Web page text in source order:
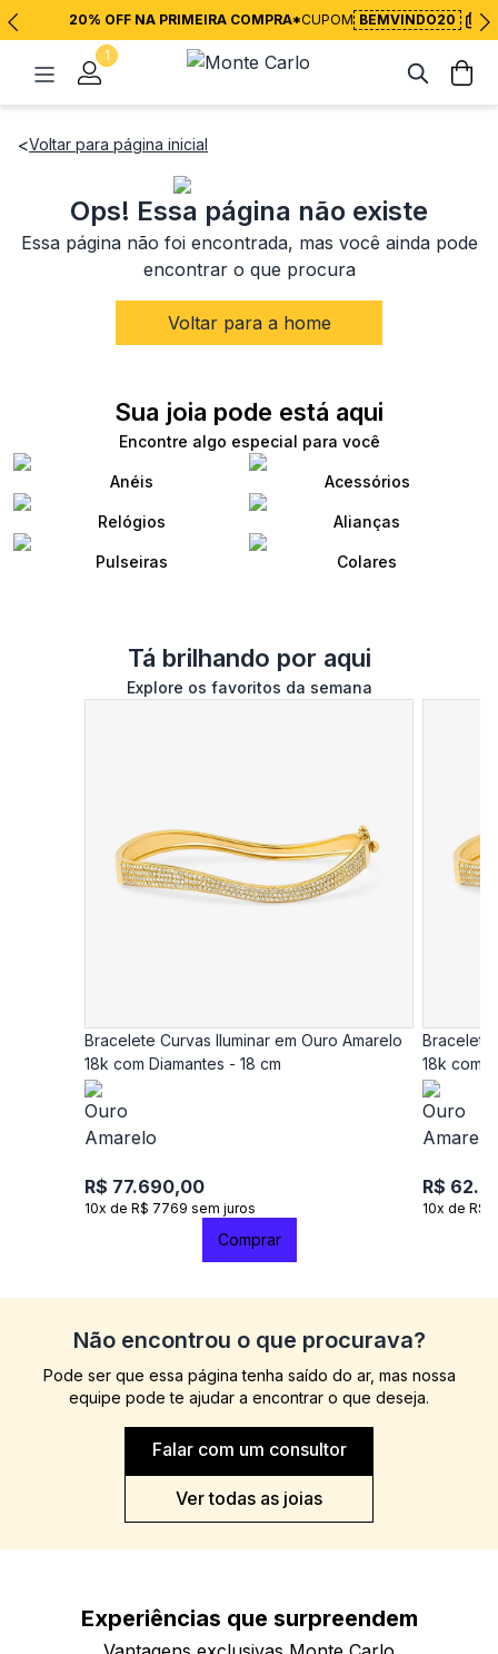
20% OFF NA PRIMEIRA COMPRA*CUPOM BEMVINDO20
1
<Voltar para página inicial
Ops! Essa página não existe
Essa página não foi encontrada, mas você ainda pode
encontrar o que procura
Voltar para a home
Sua joia pode está aqui
Encontre algo especial para você
Anéis Acessórios
Relógios Alianças
Pulseiras Colares
Tá brilhando por aqui
Explore os favoritos da semana
Bracelete Curvas Iluminar em Ouro Amarelo
18k com Diamantes - 18 cm
R$ 77.690,00
10x de R$ 7769 sem juros
Bracelete
18k com
R$
10x de R$
Comprar
Não encontrou o que procurava?
Pode ser que essa página tenha saído do ar, mas nossa
equipe pode te ajudar a encontrar o que deseja.
Falar com um consultor
Ver todas as joias
Experiências que surpreendem